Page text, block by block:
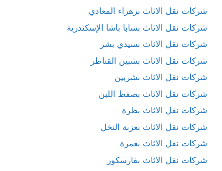
شركات نقل الاثاث بزهراء المعادي
شركات نقل الاثاث بسابا باشا الإسكندرية
شركات نقل الاثاث بسيدي بشر
شركات نقل الاثاث بشبين القناطر
شركات نقل الاثاث بشربين
شركات نقل الاثاث بصفط اللبن
شركات نقل الاثاث بطرة
شركات نقل الاثاث بعزبة النخل
شركات نقل الاثاث بغمرة
شركات نقل الاثاث بفارسكور